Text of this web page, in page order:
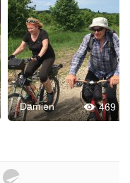
469
Damien